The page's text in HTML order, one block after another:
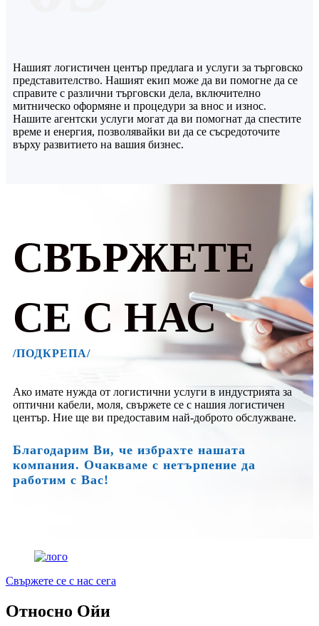
Нашият логистичен център предлага и услуги за търговско
представителство. Нашият екип може да ви помогне да се
справите с различни търговски дела, включително
митническо оформяне и процедури за внос и износ.
Нашите агентски услуги могат да ви помогнат да спестите
време и енергия, позволявайки ви да се съсредоточите
върху развитието на вашия бизнес.
СВЪРЖЕТЕ
СЕ С НАС
/ПОДКРЕПА/
Ако имате нужда от логистични услуги в индустрията за
оптични кабели, моля, свържете се с нашия логистичен
център. Ние ще ви предоставим най-доброто обслужване.
Благодарим Ви, че избрахте нашата
компания. Очакваме с нетърпение да
работим с Вас!
Свържете се с нас сега
Относно Ойи